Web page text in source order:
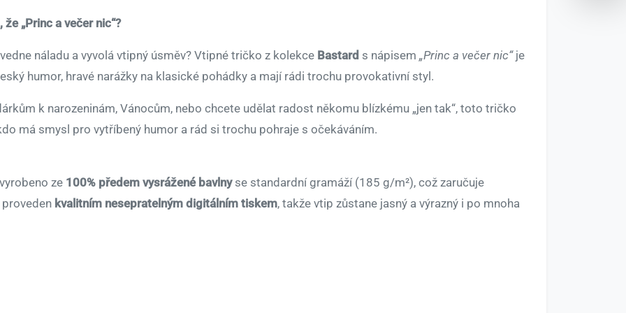
„Princ a večer nic“?
náladu a vyvolá vtipný úsměv? Vtipné tričko z kolekce Bastard s nápisem „Princ a večer nic“je
humor, hravé narážky na klasické pohádky a mají rádi trochu provokativní styl.
k narozeninám, Vánocům, nebo chcete udělat radost někomu blízkému „jen tak“, toto tričko
má smysl pro vytříbený humor a rád si trochu pohraje s očekáváním.
ze 100% předem vysrážené bavlnyse standardní gramáží (185 g/m²), což zaručuje
kvalitním nesepratelným digitálním tiskem, takže vtip zůstane jasný a výrazný i po mnoha